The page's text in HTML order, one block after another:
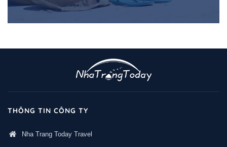
THÔNG TIN CÔNG TY
Nha Trang Today Travel